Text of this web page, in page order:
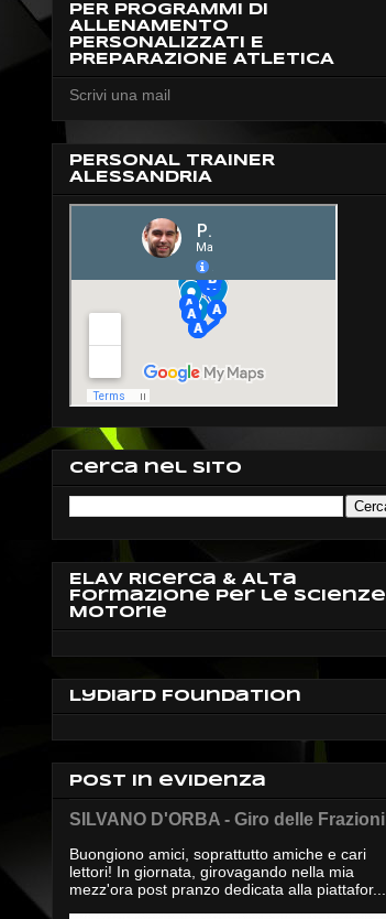
PER PROGRAMMI DI
ALLENAMENTO
PERSONALIZZATI E
PREPARAZIONE ATLETICA
Scrivi una mail
PERSONAL TRAINER
ALESSANDRIA
Cerca nel sito
ELAV Ricerca & Alta
Formazione per le Scienze
Motorie
Lydiard Foundation
Post in evidenza
SILVANO D'ORBA - Giro delle Frazioni
Buongiono amici, soprattutto amiche e cari
lettori! In giornata, girovagando nella mia
mezz'ora post pranzo dedicata alla piattafor...